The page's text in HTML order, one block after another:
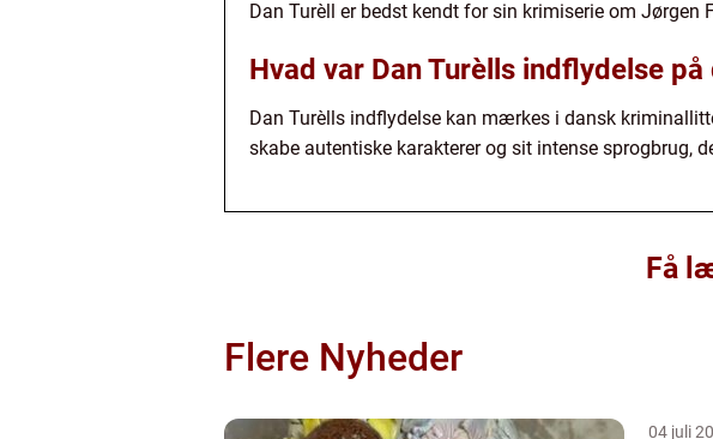
Dan Turèll er bedst kendt for sin krimiserie om
Hvad var Dan Turèlls indflydelse
Dan Turèlls indflydelse kan mærkes i dansk
skabe autentiske karakterer og sit intense sprogbrug,
Få
Flere Nyheder
04 juli